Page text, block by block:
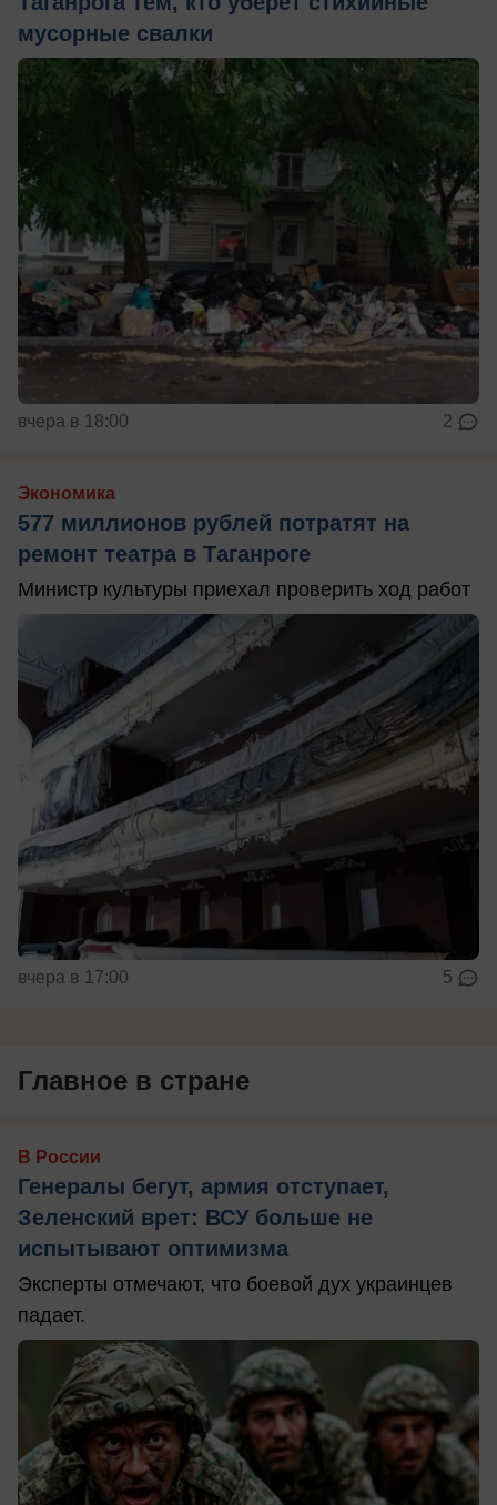
мусорные свалки
вчера в 18:00 2
Экономика
577 миллионов рублей потратят на
ремонт театра в Таганроге
Министр культуры приехал проверить ход работ
вчера в 17:00 5
Главное в стране
В России
Генералы бегут, армия отступает,
Зеленский врет: ВСУ больше не
испытывают оптимизма
Эксперты отмечают, что боевой дух украинцев
падает.